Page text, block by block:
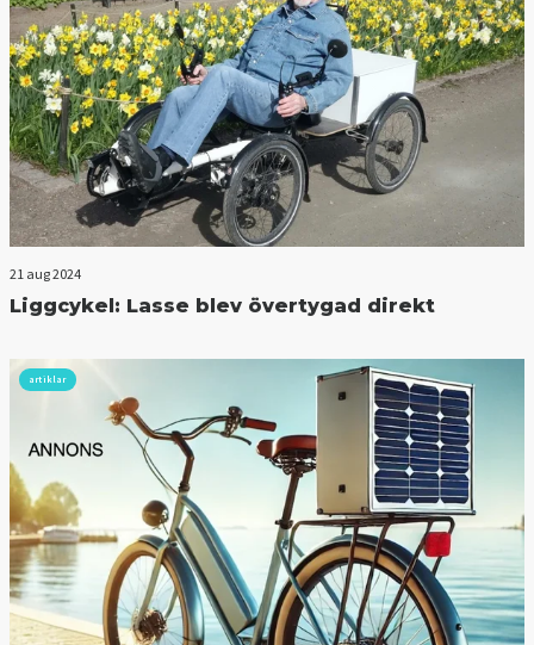
21 aug 2024
Liggcykel: Lasse blev övertygad direkt
artiklar